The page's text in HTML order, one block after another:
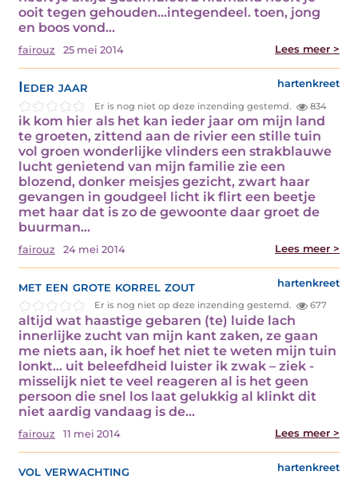
ooit tegen gehouden…integendeel. toen, jong
en boos vond…
fairouz 25 mei 2014 Lees meer >
Ieder jaar hartenkreet
Er is nog niet op deze inzending gestemd. 834
ik kom hier als het kan ieder jaar om mijn land
te groeten, zittend aan de rivier een stille tuin
vol groen wonderlijke vlinders een strakblauwe
lucht genietend van mijn familie zie een
blozend, donker meisjes gezicht, zwart haar
gevangen in goudgeel licht ik flirt een beetje
met haar dat is zo de gewoonte daar groet de
buurman…
fairouz 24 mei 2014 Lees meer >
met een grote korrel zout hartenkreet
Er is nog niet op deze inzending gestemd. 677
altijd wat haastige gebaren (te) luide lach
innerlijke zucht van mijn kant zaken, ze gaan
me niets aan, ik hoef het niet te weten mijn tuin
lonkt… uit beleefdheid luister ik zwak – ziek -
misselijk niet te veel reageren al is het geen
persoon die snel los laat gelukkig al klinkt dit
niet aardig vandaag is de…
fairouz 11 mei 2014 Lees meer >
vol verwachting hartenkreet